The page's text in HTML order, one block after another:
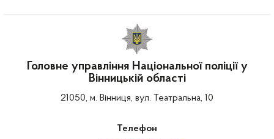
Головне управління Національної поліції у
Вінницькій області
21050, м. Вінниця, вул. Театральна, 10
Телефон